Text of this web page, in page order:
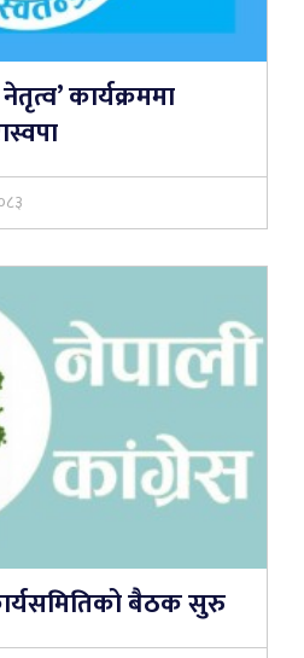
कार्यक्रममा
बैठक सुरु